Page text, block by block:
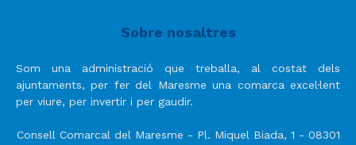
Sobre nosaltres
Som una administració que treballa, al costat dels
ajuntaments, per fer del Maresme una comarca excel·lent
per viure, per invertir i per gaudir.
Consell Comarcal del Maresme - Pl. Miquel Biada, 1 - 08301